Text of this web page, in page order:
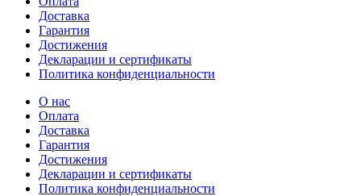
Доставка
Гарантия
Достижения
Декларации и сертификаты
Политика конфиденциальности
О нас
Оплата
Доставка
Гарантия
Достижения
Декларации и сертификаты
Политика конфиденциальности